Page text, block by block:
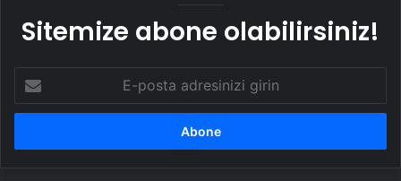
Sitemize abone olabilirsiniz!
posta
adresinizi